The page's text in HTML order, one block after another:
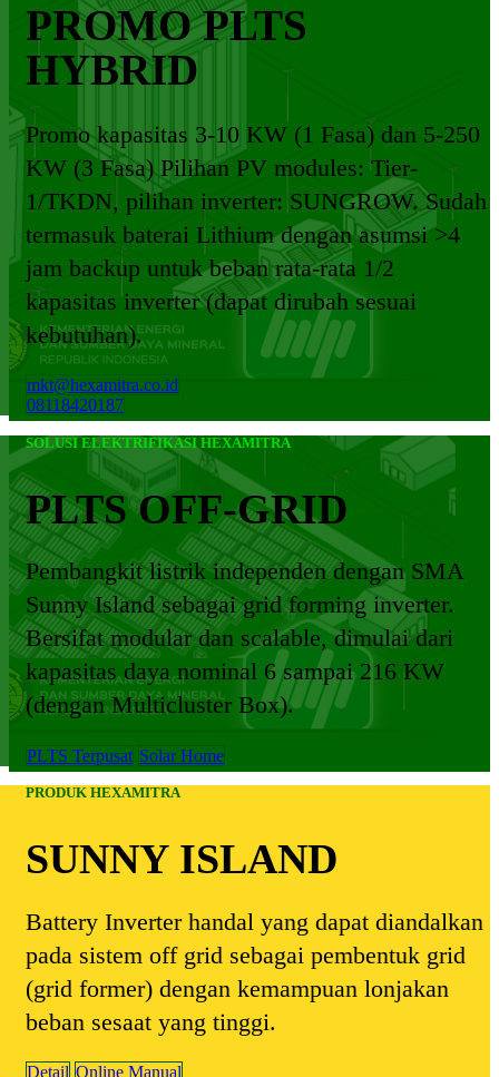
PROMO PLTS
HYBRID
Promo kapasitas 3-10 KW (1 Fasa) dan 5-250
KW (3 Fasa) Pilihan PV modules: Tier-
1/TKDN, pilihan inverter: SUNGROW. Sudah
termasuk baterai Lithium dengan asumsi >4
jam backup untuk beban rata-rata 1/2
kapasitas inverter (dapat dirubah sesuai
kebutuhan).
mkt@hexamitra.co.id
08118420187
SOLUSI ELEKTRIFIKASI HEXAMITRA
PLTS OFF-GRID
Pembangkit listrik independen dengan SMA
Sunny Island sebagai grid forming inverter.
Bersifat modular dan scalable, dimulai dari
kapasitas daya nominal 6 sampai 216 KW
(dengan Multicluster Box).
PLTS Terpusat Solar Home
PRODUK HEXAMITRA
SUNNY ISLAND
Battery Inverter handal yang dapat diandalkan
pada sistem off grid sebagai pembentuk grid
(grid former) dengan kemampuan lonjakan
beban sesaat yang tinggi.
Detail Online Manual